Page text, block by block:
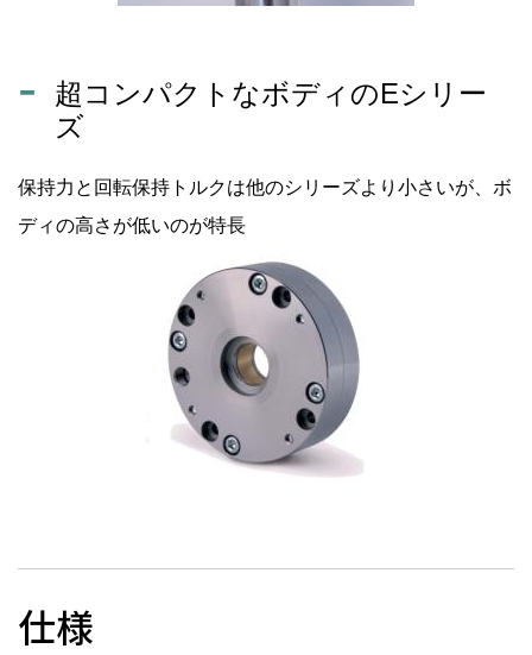
超コンパクトなボディのEシリー
ズ
保持力と回転保持トルクは他のシリーズより小さいが、ボ
ディの高さが低いのが特長
仕様